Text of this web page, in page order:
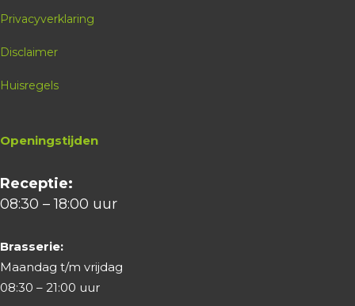
Privacyverklaring
Disclaimer
Huisregels
Openingstijden
Receptie:
08:30 – 18:00 uur
Brasserie:
Maandag t/m vrijdag
08:30 – 21:00 uur